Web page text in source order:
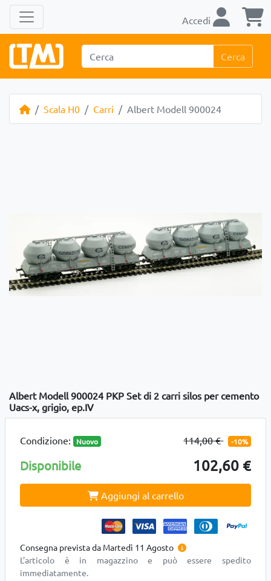
Accedi
Cerca
Scala H0 Carri Albert Modell 900024
Albert Modell 900024 PKP Set di 2 carri silos per cemento
Uacs-x, grigio, ep.IV
Condizione: Nuovo 114,00 € -10%
Disponibile 102,60 €
Aggiungi al carrello
Consegna prevista da Martedì 11 Agosto
L'articolo è in magazzino e può essere spedito
immediatamente.